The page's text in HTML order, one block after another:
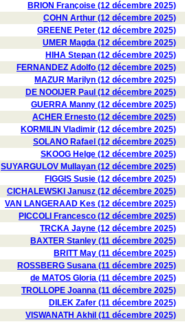
BRION Françoise (12 décembre 2025)
COHN Arthur (12 décembre 2025)
GREENE Peter (12 décembre 2025)
UMER Magda (12 décembre 2025)
HIHA Stepan (12 décembre 2025)
FERNANDEZ Adolfo (12 décembre 2025)
MAZUR Marilyn (12 décembre 2025)
DE NOOIJER Paul (12 décembre 2025)
GUERRA Manny (12 décembre 2025)
ACHER Ernesto (12 décembre 2025)
KORMILIN Vladimir (12 décembre 2025)
SOLANO Rafael (12 décembre 2025)
SKOOG Helge (12 décembre 2025)
SUYARGULOV Mullayan (12 décembre 2025)
FIGGIS Susie (12 décembre 2025)
CICHALEWSKI Janusz (12 décembre 2025)
VAN LANGERAAD Kes (12 décembre 2025)
PICCOLI Francesco (12 décembre 2025)
TRCKA Jayne (12 décembre 2025)
BAXTER Stanley (11 décembre 2025)
BRITT May (11 décembre 2025)
ROSSBERG Susana (11 décembre 2025)
de MATOS Gloria (11 décembre 2025)
TROLLOPE Joanna (11 décembre 2025)
DILEK Zafer (11 décembre 2025)
VISWANATH Akhil (11 décembre 2025)